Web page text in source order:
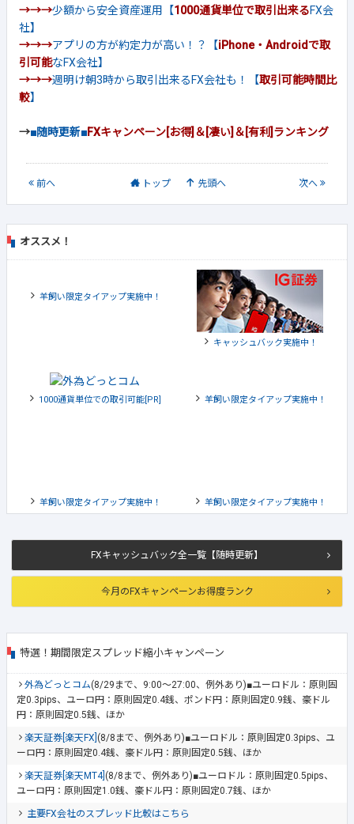
→→→少額から安全資産運用【1000通貨単位で取引出来るFX会
社】
→→→アプリの方が約定力が高い！？【iPhone・Androidで取
引可能なFX会社】
→→→週明け朝3時から取引出来るFX会社も！【取引可能時間比
較】
→■随時更新■FXキャンペーン[お得]＆[凄い]＆[有利]ランキング
前へ トップ 先頭へ 次へ
今月のFXキャンペーンお得度ランク
特選！期間限定スプレッド縮小キャンペーン
外為どっとコム
(8/29まで、9:00～27:00、例外あり)■ユーロドル：原則固
定0.3pips、ユーロ円：原則固定0.4銭、ポンド円：原則固定0.9銭、豪ドル
円：原則固定0.5銭、ほか
楽天証券[楽天FX] (8/8まで、例外あり)■ユーロドル：原則固定0.3pips、ユ
ーロ円：原則固定0.4銭、豪ドル円：原則固定0.5銭、ほか
楽天証券[楽天MT4]
(8/8まで、例外あり)■ユーロドル：原則固定0.5pips、
オススメ！
キャッシュバック実施中！
1000通貨単位での取引可能[PR]
羊飼い限定タイアップ実施中！